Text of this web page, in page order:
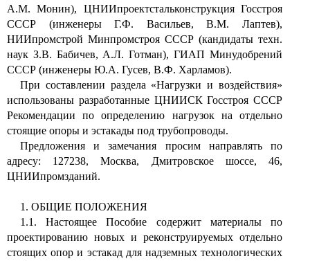
А.М. Монин), ЦНИИпроектстальконструкция Госстроя
СССР (инженеры Г.Ф. Васильев, В.М. Лаптев),
НИИпромстрой Минпромстроя СССР (кандидаты техн.
наук З.В. Бабичев, А.Л. Готман), ГИАП Минудобрений
СССР (инженеры Ю.А. Гусев, В.Ф. Харламов).
При составлении раздела «Нагрузки и воздействия»
использованы разработанные ЦНИИСК Госстроя СССР
Рекомендации по определению нагрузок на отдельно
стоящие опоры и эстакады под трубопроводы.
Предложения и замечания просим направлять по
адресу: 127238, Москва, Дмитровское шоссе, 46,
ЦНИИпромзданий.
1. ОБЩИЕ ПОЛОЖЕНИЯ
1.1. Настоящее Пособие содержит материалы по
проектированию новых и реконструируемых отдельно
стоящих опор и эстакад для надземных технологических